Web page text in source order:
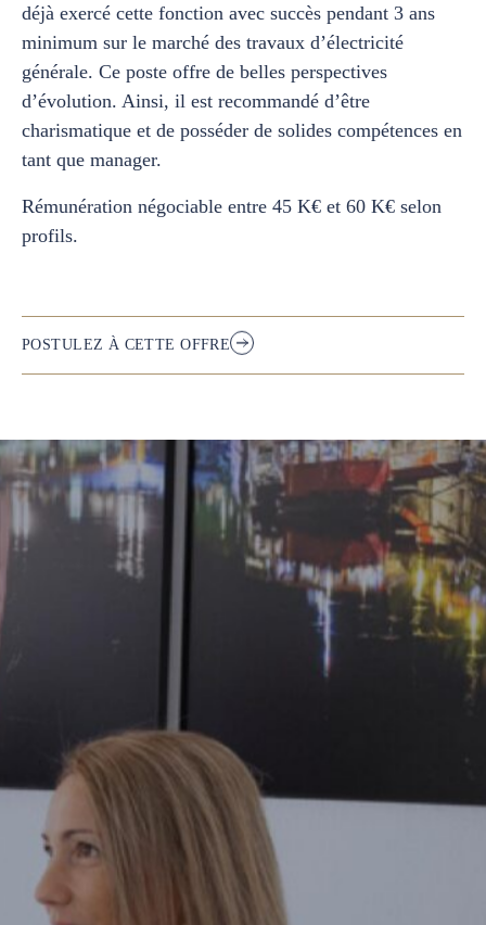
déjà exercé cette fonction avec succès pendant 3 ans
minimum sur le marché des travaux d’électricité
générale. Ce poste offre de belles perspectives
d’évolution. Ainsi, il est recommandé d’être
charismatique et de posséder de solides compétences en
tant que manager.
Rémunération négociable entre 45 K€ et 60 K€ selon
profils.
POSTULEZ À CETTE OFFRE